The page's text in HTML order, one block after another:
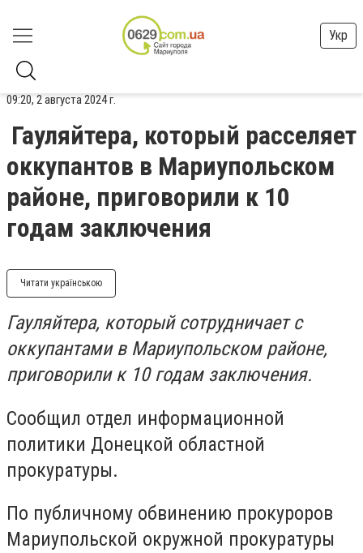
Укр
09:20, 2 августа 2024 г.
Гауляйтера, который расселяет
оккупантов в Мариупольском
районе, приговорили к 10
годам заключения
Читати українською
Гауляйтера, который сотрудничает с
оккупантами в Мариупольском районе,
приговорили к 10 годам заключения.
Сообщил отдел информационной
политики Донецкой областной
прокуратуры.
По публичному обвинению прокуроров
Мариупольской окружной прокуратуры